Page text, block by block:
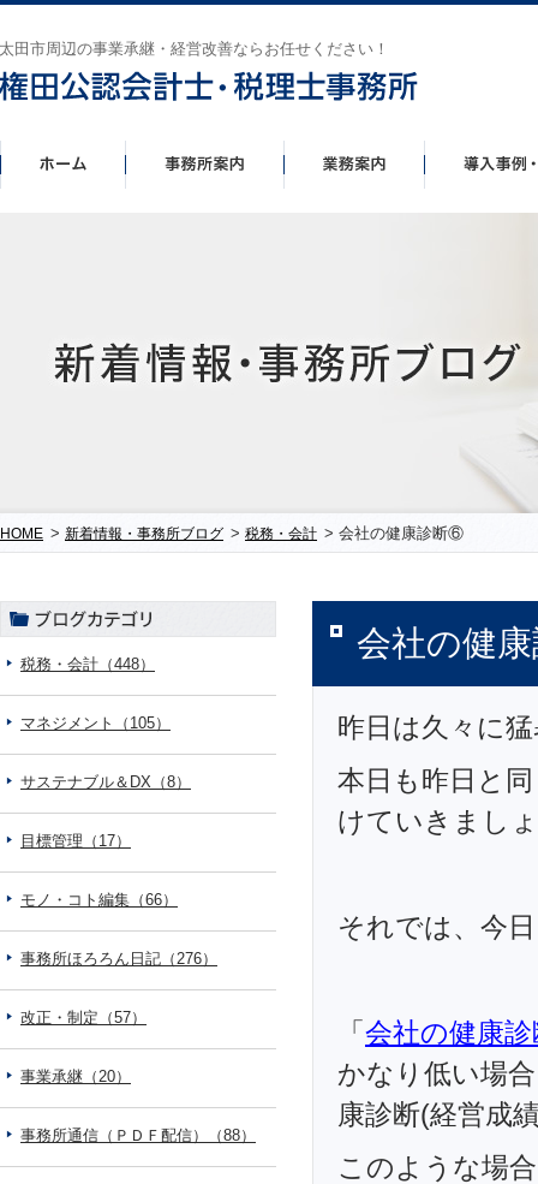
太田市周辺の事業承継・経営改善ならお任せください！
HOME > 新着情報・事務所ブログ > 税務・会計 > 会社の健康診断⑥
会社の健
昨日は久々に
本日も昨日と
けていきまし
それでは、今
「会社の健康
かなり低い場
康診断(経営成
このような場
税務・会計（448）
マネジメント（105）
サステナブル＆DX（8）
目標管理（17）
モノ・コト編集（66）
事務所ほろろん日記（276）
改正・制定（57）
事業承継（20）
事務所通信（ＰＤＦ配信）（88）